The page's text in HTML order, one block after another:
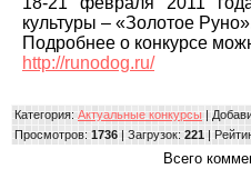
культуры – «Золотое
Подробнее о конкурсе
http://runodog.ru/
Категория: Актуальные конкурсы
Просмотров: 1736 Загрузок: 221
Всего